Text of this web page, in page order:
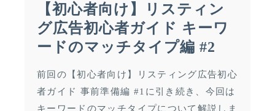
【初心者向け】リスティン
グ広告初心者ガイド キーワ
ードのマッチタイプ編 #2
前回の【初心者向け】リスティング広告初心
者ガイド 事前準備編 #1に引き続き、今回は
キーワードのマッチタイプについて解説しま